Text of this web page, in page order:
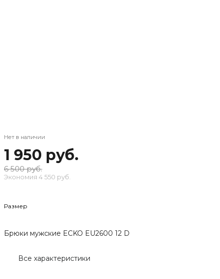
Нет в наличии
1 950 руб.
6 500 руб.
Экономия 4 550 руб.
Размер
Брюки мужские ECKO EU2600 12 D
Все характеристики